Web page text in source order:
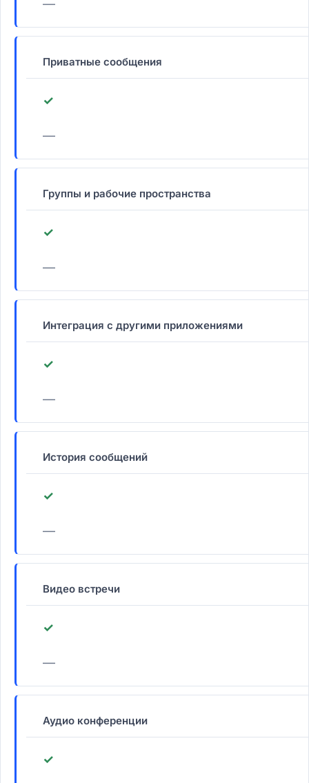
—
Приватные сообщения
✓
—
Группы и рабочие пространства
✓
—
Интеграция с другими приложениями
✓
—
История сообщений
✓
—
Видео встречи
✓
—
Аудио конференции
✓